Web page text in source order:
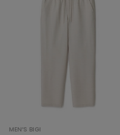
MEN’S BIGI